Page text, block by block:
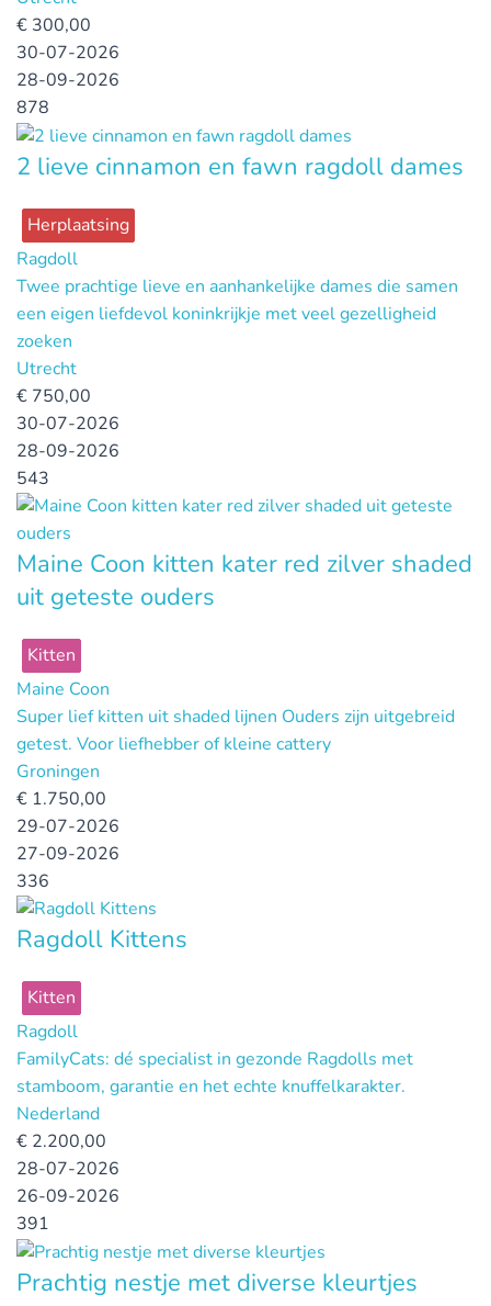
€ 300,00
30-07-2026
28-09-2026
878
2 lieve cinnamon en fawn ragdoll dames
Herplaatsing
Ragdoll
Twee prachtige lieve en aanhankelijke dames die samen
een eigen liefdevol koninkrijkje met veel gezelligheid
zoeken
Utrecht
€ 750,00
30-07-2026
28-09-2026
543
Maine Coon kitten kater red zilver shaded
uit geteste ouders
Kitten
Maine Coon
Super lief kitten uit shaded lijnen Ouders zijn uitgebreid
getest. Voor liefhebber of kleine cattery
Groningen
€ 1.750,00
29-07-2026
27-09-2026
336
Ragdoll Kittens
Kitten
Ragdoll
FamilyCats: dé specialist in gezonde Ragdolls met
stamboom, garantie en het echte knuffelkarakter.
Nederland
€ 2.200,00
28-07-2026
26-09-2026
391
Prachtig nestje met diverse kleurtjes